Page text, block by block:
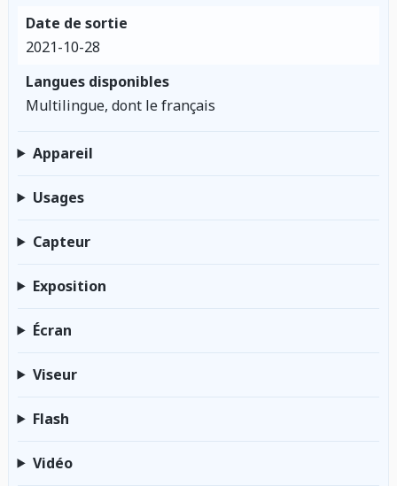
Date de sortie
2021-10-28
Langues disponibles
Multilingue, dont le français
Appareil
Usages
Capteur
Exposition
Écran
Viseur
Flash
Vidéo